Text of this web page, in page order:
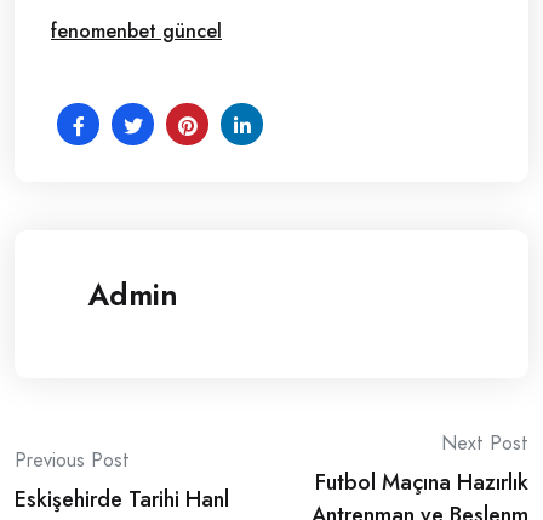
fenomenbet güncel
Admin
Post
Previous Post
Eskişehirde Tarihi Hanl
Next Post
Futbol Maçına Hazırlık